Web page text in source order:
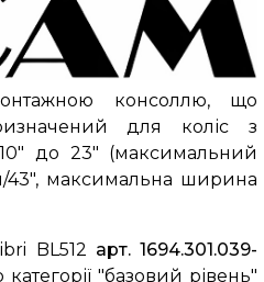
консоллю, що
для коліс з
до 23" (максимальний
43", максимальна ширина
BL512 арт. 1694.301.039-
"базовий рівень"